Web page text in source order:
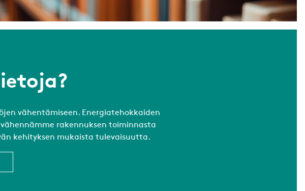
vähentämiseen. Energiatehokkaiden
rakennuksen toiminnasta
kehityksen mukaista tulevaisuutta.